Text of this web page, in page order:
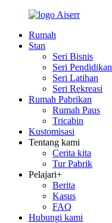
Rumah
Stan
Seri Bisnis
Seri Pendidikan
Seri Latihan
Seri Rekreasi
Rumah Pabrikan
Rumah Paus
Tricabin
Kustomisasi
Tentang kami
Cerita kita
Tur Pabrik
Pelajari+
Berita
Kasus
FAQ
Hubungi kami